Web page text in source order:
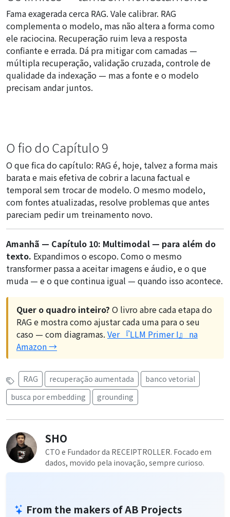
Fama exagerada cerca RAG. Vale calibrar. RAG
complementa o modelo, mas não altera a forma como
ele raciocina. Recuperação ruim leva a resposta
confiante e errada. Dá pra mitigar com camadas —
múltipla recuperação, validação cruzada, controle de
qualidade da indexação — mas a fonte e o modelo
precisam andar juntos.
O fio do Capítulo 9
O que fica do capítulo: RAG é, hoje, talvez a forma mais
barata e mais efetiva de cobrir a lacuna factual e
temporal sem trocar de modelo. O mesmo modelo,
com fontes atualizadas, resolve problemas que antes
pareciam pedir um treinamento novo.
Amanhã — Capítulo 10: Multimodal — para além do
texto. Expandimos o escopo. Como o mesmo
transformer passa a aceitar imagens e áudio, e o que
muda — e o que continua igual — quando isso acontece.
Quer o quadro inteiro? O livro abre cada etapa do
RAG e mostra como ajustar cada uma para o seu
caso — com diagramas. Ver 『LLM Primer I』 na
Amazon →
RAG recuperação aumentada
banco vetorial
busca por embedding
grounding
SHO
CTO e Fundador da RECEIPTROLLER. Focado em
dados, movido pela inovação, sempre curioso.
From the makers of AB Projects